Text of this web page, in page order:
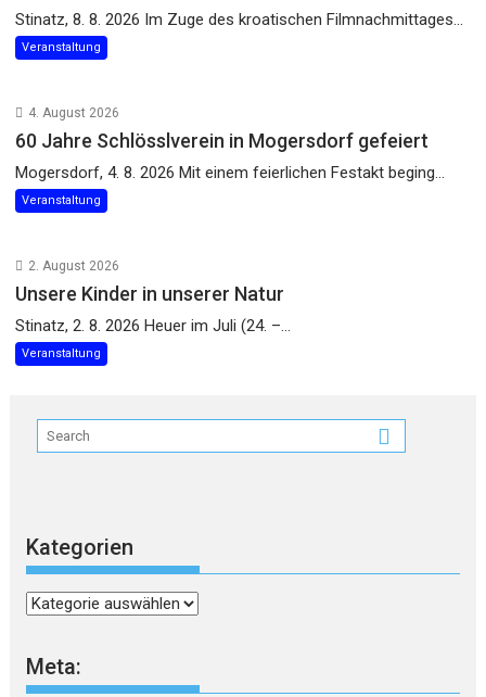
Stinatz, 8. 8. 2026 Im Zuge des kroatischen Filmnachmittages...
Veranstaltung
4. August 2026
60 Jahre Schlösslverein in Mogersdorf gefeiert
Mogersdorf, 4. 8. 2026 Mit einem feierlichen Festakt beging...
Veranstaltung
2. August 2026
Unsere Kinder in unserer Natur
Stinatz, 2. 8. 2026 Heuer im Juli (24. –...
Veranstaltung
Kategorien
Kategorien
Meta: